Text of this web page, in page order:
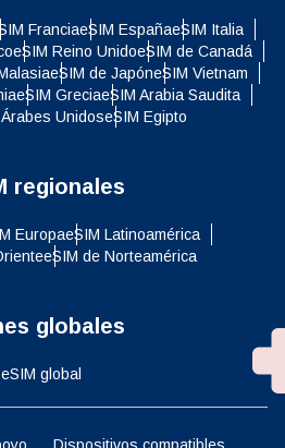
FranciaeSIM EspañaeSIM Italia
eSIM Reino UnidoeSIM de Canadá
eSIM de JapóneSIM Vietnam
eSIM GreciaeSIM Arabia Saudita
UnidoseSIM Egipto
regionales
EuropaeSIM Latinoamérica
eSIM de Norteamérica
globales
eSIM global